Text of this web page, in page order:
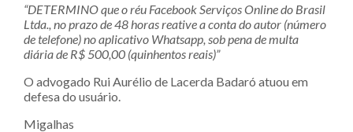
“DETERMINO que o réu Facebook Serviços Online do Brasil
Ltda., no prazo de 48 horas reative a conta do autor (número
de telefone) no aplicativo Whatsapp, sob pena de multa
diária de R$ 500,00 (quinhentos reais)”
O advogado Rui Aurélio de Lacerda Badaró atuou em
defesa do usuário.
Migalhas